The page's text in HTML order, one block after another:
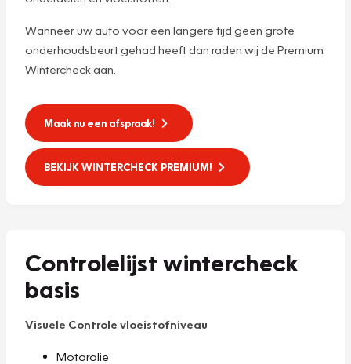
Wanneer uw auto voor een langere tijd geen grote
onderhoudsbeurt gehad heeft dan raden wij de Premium
Wintercheck aan.
Maak nu een afspraak!
BEKIJK WINTERCHECK PREMIUM!
Controlelijst wintercheck
basis
Visuele Controle vloeistofniveau
Motorolie